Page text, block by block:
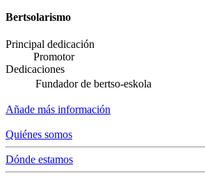
Bertsolarismo
Principal dedicación
Promotor
Dedicaciones
Fundador de bertso-eskola
Añade más información
Quiénes somos
Dónde estamos